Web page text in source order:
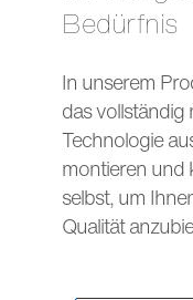
Bedürfnis
In unserem
das vollständig
Technologie
montieren und
selbst, um
Qualität